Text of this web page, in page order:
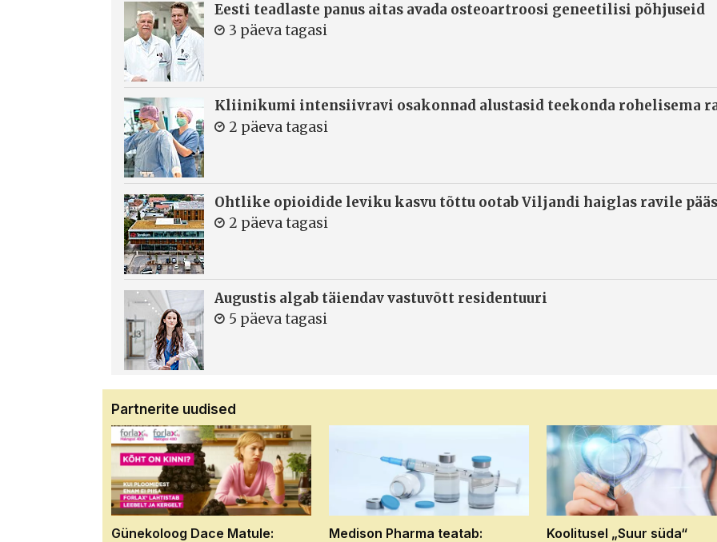
Eesti teadlaste panus aitas avada osteoartroosi geneetilisi põhjuseid
3 päeva tagasi
Kliinikumi intensiivravi osakonnad alustasid teekonda rohelisema
2 päeva tagasi
Ohtlike opioidide leviku kasvu tõttu ootab Viljandi haiglas ravile
2 päeva tagasi
Augustis algab täiendav vastuvõtt residentuuri
5 päeva tagasi
Partnerite uudised
Günekoloog Dace Matule:
Medison Pharma teatab:
Koolitusel „Suur süda“